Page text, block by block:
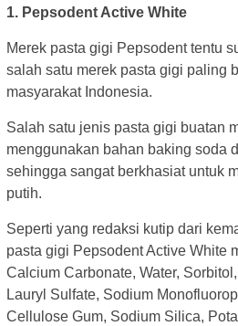
1. Pepsodent Active White
Merek pasta gigi Pepsodent tentu
salah satu merek pasta gigi paling
masyarakat Indonesia.
Salah satu jenis pasta gigi buatan
menggunakan bahan baking soda
sehingga sangat berkhasiat untuk
putih.
Seperti yang redaksi kutip dari
pasta gigi Pepsodent Active White
Calcium Carbonate, Water,
Lauryl Sulfate, Sodium
Cellulose Gum, Sodium Silica,